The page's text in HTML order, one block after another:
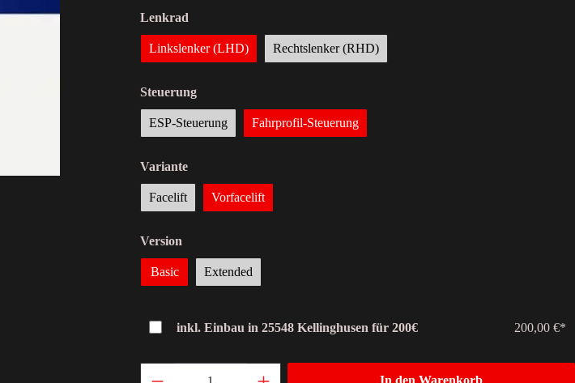
Lenkrad
Linkslenker (LHD) Rechtslenker (RHD)
Steuerung
ESP-Steuerung Fahrprofil-Steuerung
Variante
Facelift Vorfacelift
Version
Basic Extended
inkl. Einbau in 25548 Kellinghusen für 200€ 200,00 €*